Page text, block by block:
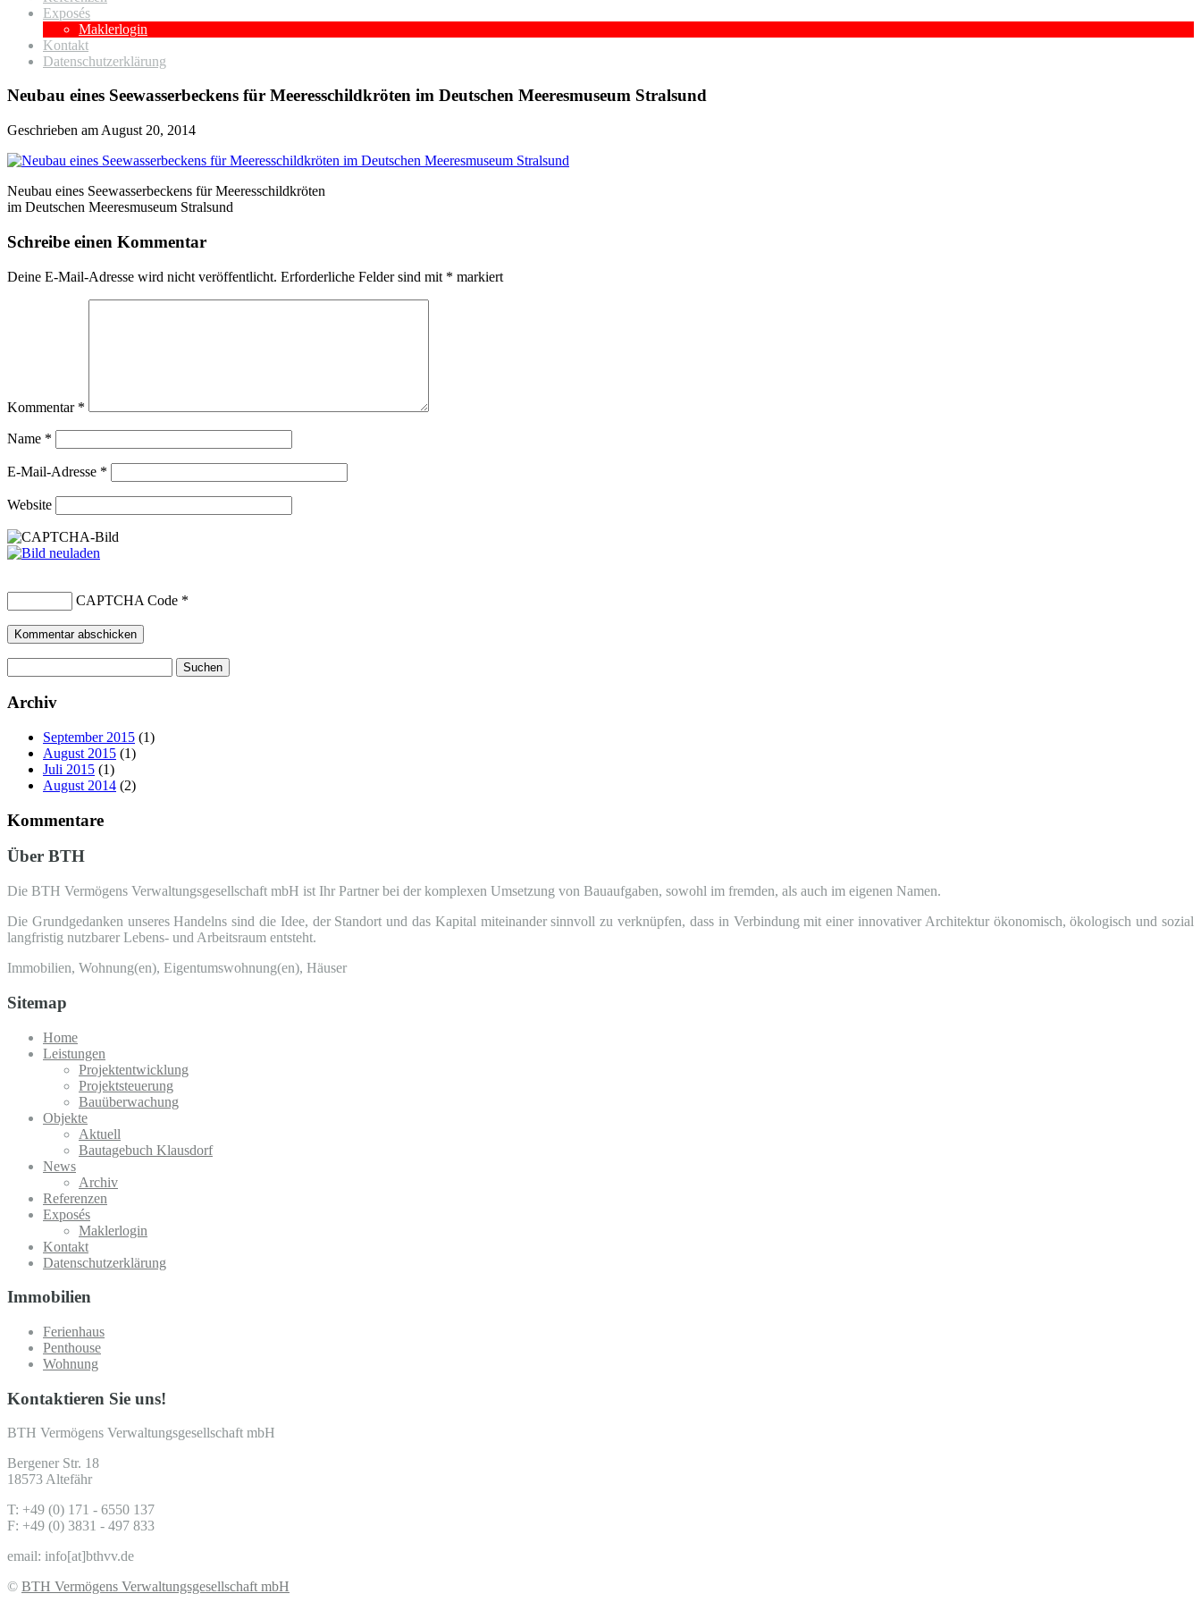
Exposés
Maklerlogin
Kontakt
Datenschutzerklärung
Neubau eines Seewasserbeckens für Meeresschildkröten im Deutschen Meeresmuseum Stralsund
Geschrieben am August 20, 2014
Neubau eines Seewasserbeckens für Meeresschildkröten
im Deutschen Meeresmuseum Stralsund
Schreibe einen Kommentar
Deine E-Mail-Adresse wird nicht veröffentlicht. Erforderliche Felder sind mit * markiert
Kommentar *
Name *
E-Mail-Adresse *
Website
CAPTCHA Code *
nach:
Archiv
September 2015 (1)
August 2015 (1)
Juli 2015 (1)
August 2014 (2)
Kommentare
Über BTH
Die BTH Vermögens Verwaltungsgesellschaft mbH ist Ihr Partner bei der komplexen Umsetzung von Bauaufgaben, sowohl im fremden, als auch im eigenen Namen.
Die Grundgedanken unseres Handelns sind die Idee, der Standort und das Kapital miteinander sinnvoll zu verknüpfen, dass in Verbindung mit einer innovativer Architektur ökonomisch, ökologisch und sozial
langfristig nutzbarer Lebens- und Arbeitsraum entsteht.
Immobilien, Wohnung(en), Eigentumswohnung(en), Häuser
Sitemap
Home
Leistungen
Projektentwicklung
Projektsteuerung
Bauüberwachung
Objekte
Aktuell
Bautagebuch Klausdorf
News
Archiv
Referenzen
Exposés
Maklerlogin
Kontakt
Datenschutzerklärung
Immobilien
Ferienhaus
Penthouse
Wohnung
Kontaktieren Sie uns!
BTH Vermögens Verwaltungsgesellschaft mbH
Bergener Str. 18
18573 Altefähr
T: +49 (0) 171 - 6550 137
F: +49 (0) 3831 - 497 833
email: info[at]bthvv.de
© BTH Vermögens Verwaltungsgesellschaft mbH